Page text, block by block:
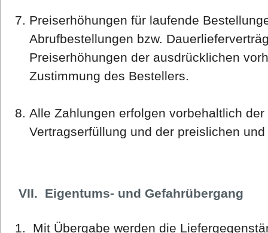
Preiserhöhungen für laufende
Abrufbestellungen bzw.
Preiserhöhungen der ausdrücklichen
Zustimmung des Bestellers.
Alle Zahlungen erfolgen vorbehaltlich
Vertragserfüllung und der preislichen
VII. Eigentums- und Gefahrübergang
Mit Übergabe werden die